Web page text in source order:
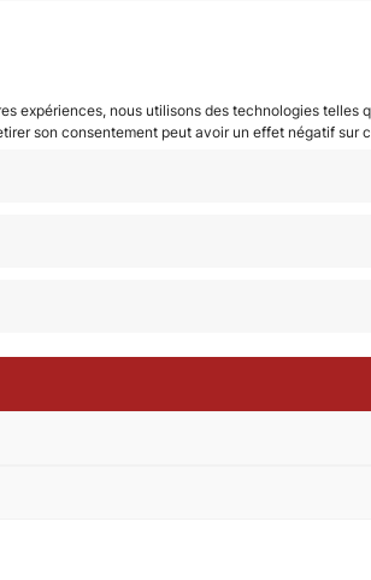
expériences, nous utilisons des technologies
son consentement peut avoir un effet négatif sur